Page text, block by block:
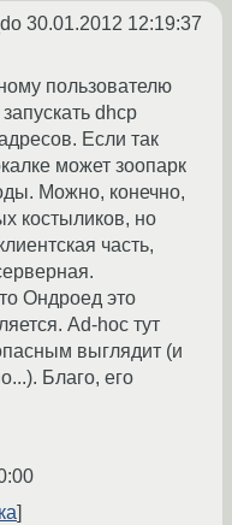
30.01.2012 12:19:37
пользователю
dhcp
Если так
может зоопарк
Можно, конечно,
костыликов, но
часть,
Ондроед это
Ad-hoc тут
выглядит (и
Благо, его